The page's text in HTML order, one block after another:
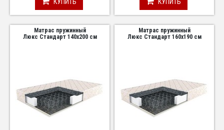
КУПИТЬ КУПИТЬ
Матрас пружинный
Люкс Стандарт 140х200 см
Матрас пружинный
Люкс Стандарт 160х190 см